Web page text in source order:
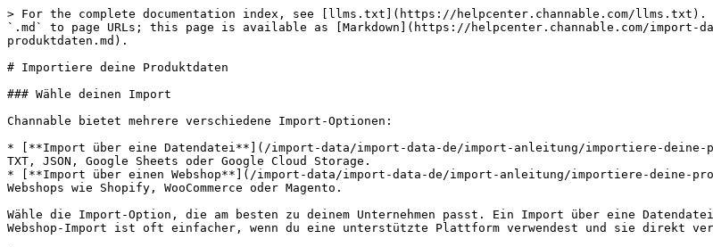
> For the complete documentation index, see [llms.txt](https://helpcenter.channable.com/llms.txt).
`.md` to page URLs; this page is available as [Markdown](https://helpcenter.channable.com/
produktdaten.md).
# Importiere deine Produktdaten
### Wähle deinen Import
Channable bietet mehrere verschiedene Import-Optionen:
* [**Import über eine Datendatei**](/import-data/import-data-de/import-anleitung/importiere-deine-
TXT, JSON, Google Sheets oder Google Cloud Storage.
* [**Import über einen Webshop**](/import-data/import-data-de/import-anleitung/importiere-deine-
Webshops wie Shopify, WooCommerce oder Magento.
Wähle die Import-Option, die am besten zu deinem Unternehmen passt. Ein Import über eine
Webshop-Import ist oft einfacher, wenn du eine unterstützte Plattform verwendest und sie direkt